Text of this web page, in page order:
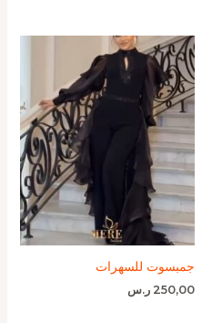
جمبسوت للسهرات
250,00 ر.س